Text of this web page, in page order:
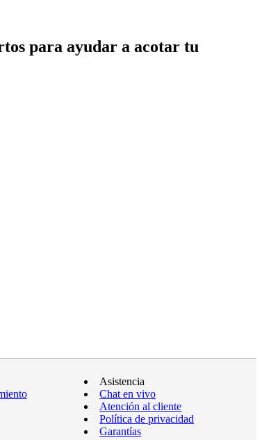
para ayudar a acotar tu
Asistencia
Chat en vivo
Atención al cliente
Política de privacidad
Garantías